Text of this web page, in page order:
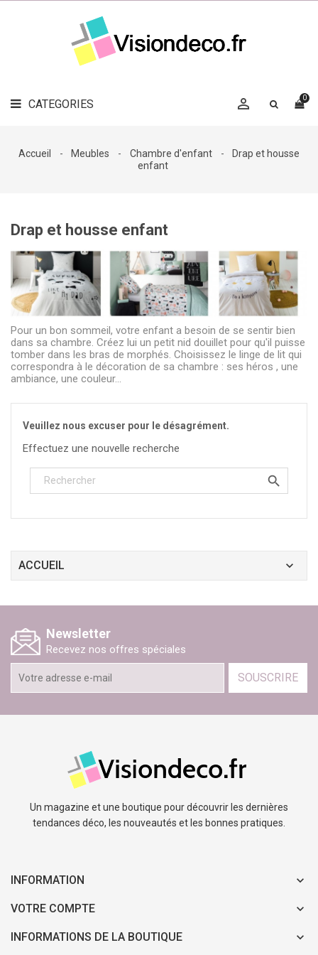
CATEGORIES 0

LE
MAG
DÉCO

Accueil Meubles Chambre d'enfant
Drap et housse
enfant
Drap et housse enfant
Pour un bon sommeil, votre enfant a besoin de se sentir bien
dans sa chambre. Créez lui un petit nid douillet pour qu'il puisse
tomber dans les bras de morphés. Choisissez le linge de lit qui
correspondra à le décoration de sa chambre : ses héros , une
ambiance, une couleur...
Veuillez nous excuser pour le désagrément.
Effectuez une nouvelle recherche

ACCUEIL
Newsletter
Recevez nos offres spéciales
SOUSCRIRE
Un magazine et une boutique pour découvrir les dernières
tendances déco, les nouveautés et les bonnes pratiques.
INFORMATION
VOTRE COMPTE
INFORMATIONS DE LA BOUTIQUE